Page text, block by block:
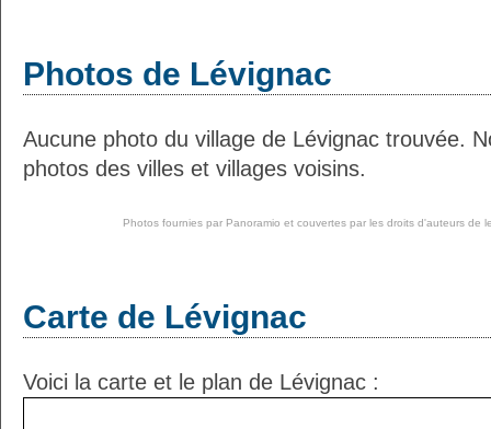
Photos de Lévignac
Aucune photo du village de Lévignac trouvée.
photos des villes et villages voisins.
Photos fournies par Panoramio et couvertes par les droits d'auteurs de
Carte de Lévignac
Voici la carte et le plan de Lévignac :